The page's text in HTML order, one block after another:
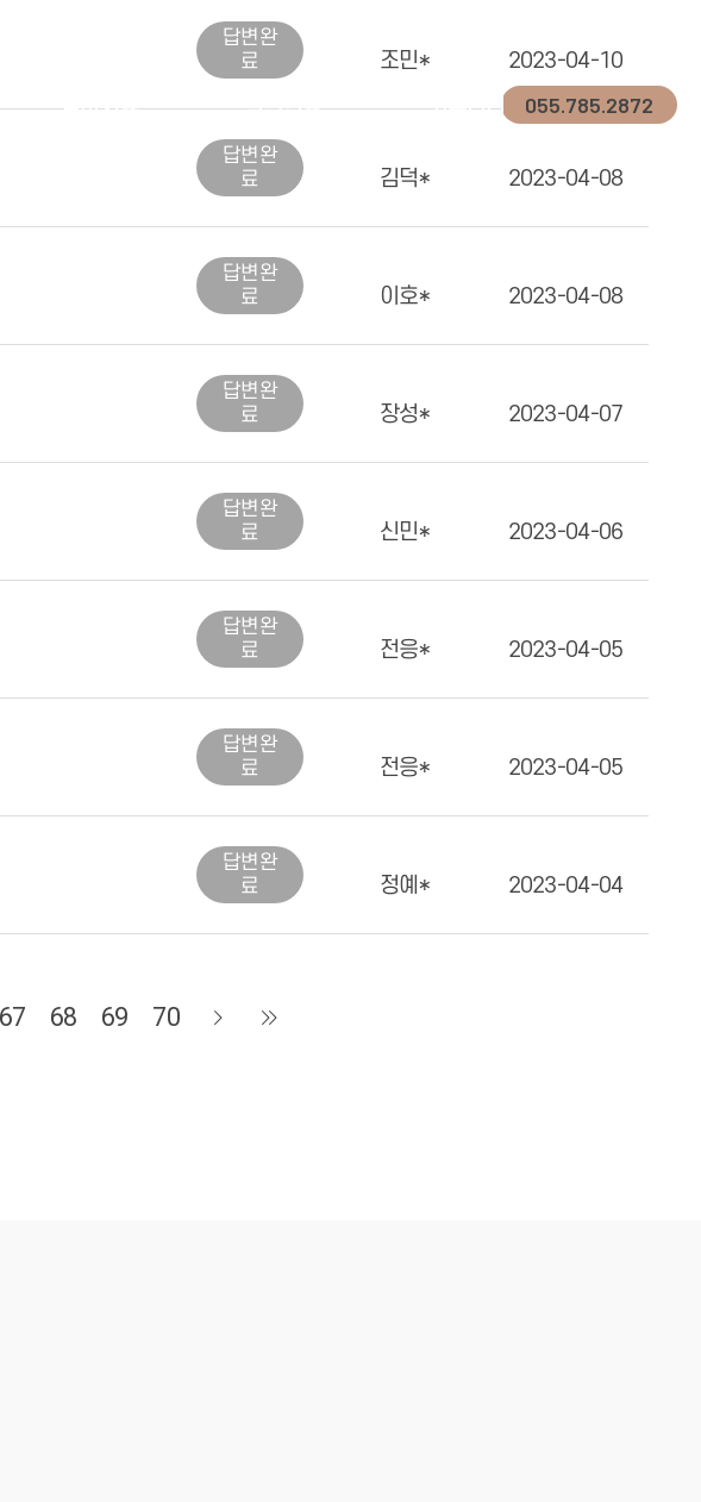
심미치료 일반진료 커뮤니티 055.785.2872
답변완
료
조민* 2023-04-10
답변완
료
김덕* 2023-04-08
답변완
료
이호* 2023-04-08
답변완
료
장성* 2023-04-07
답변완
료
신민* 2023-04-06
답변완
료
전응* 2023-04-05
답변완
료
전응* 2023-04-05
답변완
료
정예* 2023-04-04
67 68 69 70